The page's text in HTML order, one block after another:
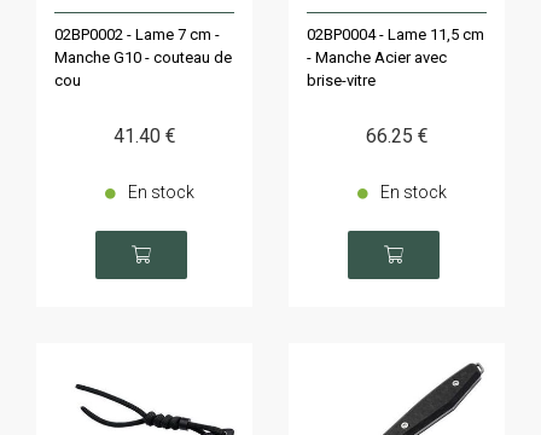
02BP0002 - Lame 7 cm -
Manche G10 - couteau de
cou
41.40 €
En stock
02BP0004 - Lame 11,5 cm
- Manche Acier avec
brise-vitre
66.25 €
En stock